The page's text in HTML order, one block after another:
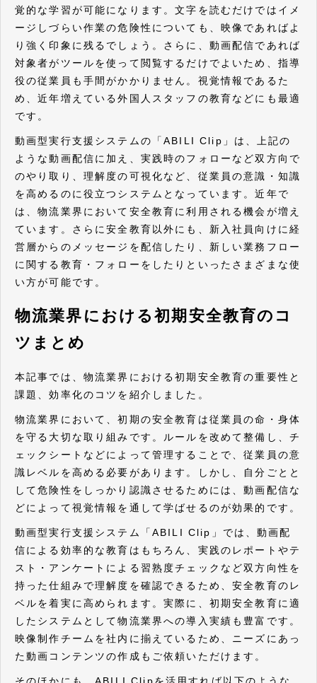
覚的な学習が可能になります。文字を読むだけではイメ
ージしづらい作業の危険性についても、映像であればよ
り強く印象に残るでしょう。さらに、動画配信であれば
対象者がツールを使って閲覧するだけでよいため、指導
役の従業員も手間がかかりません。視覚情報であるた
め、近年増えている外国人スタッフの教育などにも最適
です。
動画型実行支援システムの「ABILI Clip」は、上記の
ような動画配信に加え、実践時のフォローなど双方向で
のやり取り、理解度の可視化など、従業員の意識・知識
を高めるのに役立つシステムとなっています。近年で
は、物流業界において安全教育に利用される機会が増え
ています。さらに安全教育以外にも、新入社員向けに経
営層からのメッセージを配信したり、新しい業務フロー
に関する教育・フォローをしたりといったさまざまな使
い方が可能です。
物流業界における初期安全教育のコ
ツまとめ
本記事では、物流業界における初期安全教育の重要性と
課題、効率化のコツを紹介しました。
物流業界において、初期の安全教育は従業員の命・身体
を守る大切な取り組みです。ルールを改めて整備し、チ
ェックシートなどによって管理することで、従業員の意
識レベルを高める必要があります。しかし、自分ごとと
して危険性をしっかり認識させるためには、動画配信な
どによって視覚情報を通して学ばせるのが効果的です。
動画型実行支援システム「ABILI Clip」では、動画配
信による効率的な教育はもちろん、実践のレポートやテ
スト・アンケートによる習熟度チェックなど双方向性を
持った仕組みで理解度を確認できるため、安全教育のレ
ベルを着実に高められます。実際に、初期安全教育に適
したシステムとして物流業界への導入実績も豊富です。
映像制作チームを社内に揃えているため、ニーズにあっ
た動画コンテンツの作成もご依頼いただけます。
そのほかにも、ABILI Clipを活用すれば以下のような